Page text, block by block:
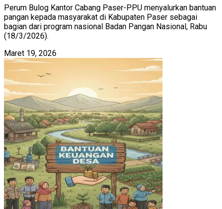
Perum Bulog Kantor Cabang Paser-PPU menyalurkan bantuan
pangan kepada masyarakat di Kabupaten Paser sebagai
bagian dari program nasional Badan Pangan Nasional, Rabu
(18/3/2026).
Maret 19, 2026